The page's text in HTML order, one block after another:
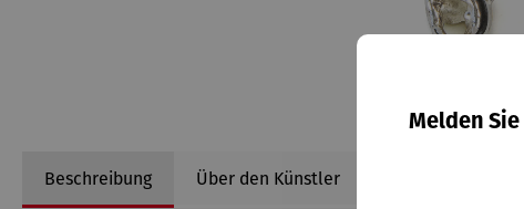
Beschreibung Über den Künstler
Melden